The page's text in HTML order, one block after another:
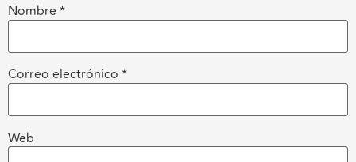
Nombre *
Correo electrónico *
Web